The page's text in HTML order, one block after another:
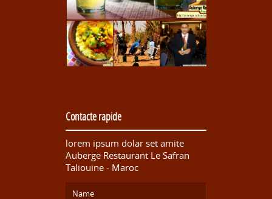
Contacte rapide
lorem ipsum dolar set amite
Auberge Restaurant Le Safran
Taliouine - Maroc